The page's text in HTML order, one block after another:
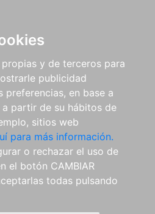
y de terceros para
publicidad
preferencias, en base a
partir de su hábitos de
sitios web
para más información.
o rechazar el uso de
el botón CAMBIAR
todas pulsando